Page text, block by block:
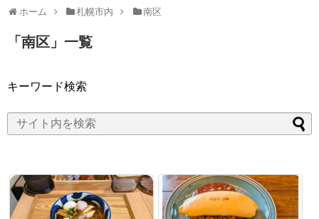
ホーム 札幌市内 南区
「 南区 」 一覧
キーワード検索